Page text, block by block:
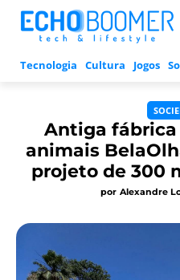
Tecnologia Cultura Jogos
Antiga fábrica
animais
projeto de 300
por Alexandre